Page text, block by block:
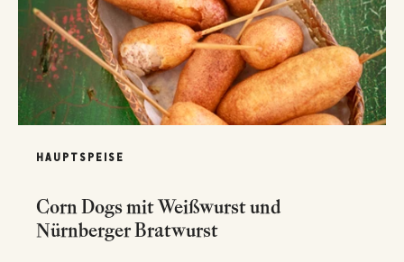
HAUPTSPEISE
Corn Dogs mit Weißwurst und
Nürnberger Bratwurst